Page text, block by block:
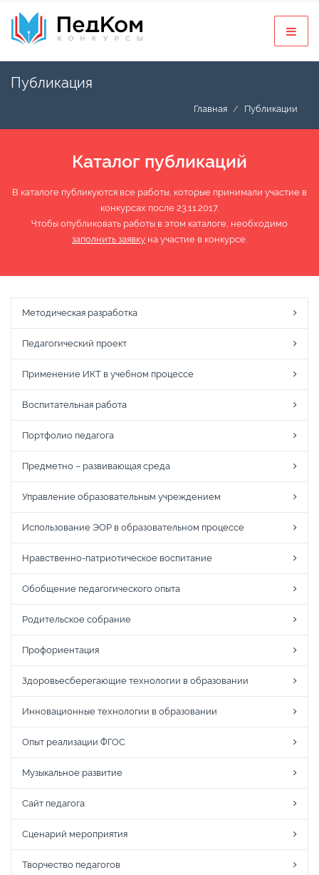
Публикация
Главная Публикации
Каталог публикаций
В каталоге публикуются все работы, которые принимали участие в
конкурсах после 23.11.2017.
Чтобы опубликовать работы в этом каталоге, необходимо
заполнить заявку на участие в конкурсе.
Методическая разработка
Педагогический проект
Применение ИКТ в учебном процессе
Воспитательная работа
Портфолио педагога
Предметно – развивающая среда
Управление образовательным учреждением
Использование ЭОР в образовательном процессе
Нравственно-патриотическое воспитание
Обобщение педагогического опыта
Родительское собрание
Профориентация
Здоровьесберегающие технологии в образовании
Инновационные технологии в образовании
Опыт реализации ФГОС
Музыкальное развитие
Сайт педагога
Сценарий мероприятия
Творчество педагогов